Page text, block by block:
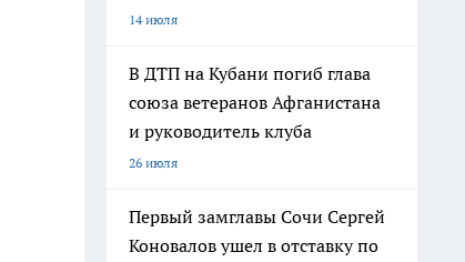
14 июля
В ДТП на Кубани погиб глава
союза ветеранов Афганистана
и руководитель клуба
26 июля
Первый замглавы Сочи Сергей
Коновалов ушел в отставку по